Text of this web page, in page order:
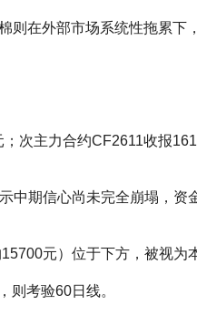
在外部市场系统性拖累下
次主力合约CF2611收报
期信心尚未完全崩塌，资
元）位于下方，被视为
则考验60日线。